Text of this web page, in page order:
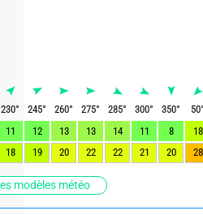
modèles météo
230° 245° 260° 275° 285° 300° 350° 50
11
12 13 13 14 11 8
18
18
19 20 22 22 21 20 28